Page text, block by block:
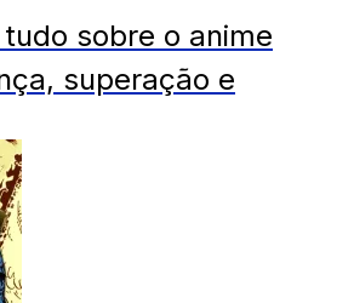
sobre o anime
superação e